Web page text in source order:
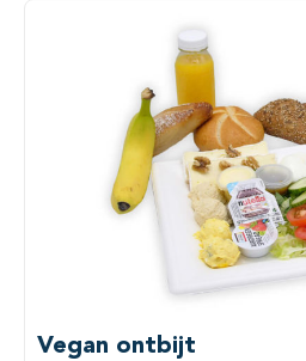
Vegan ontbijt